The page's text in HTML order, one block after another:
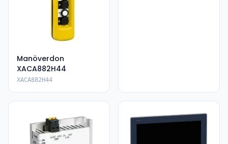
Manöverdon
XACA882H44
XACA882H44